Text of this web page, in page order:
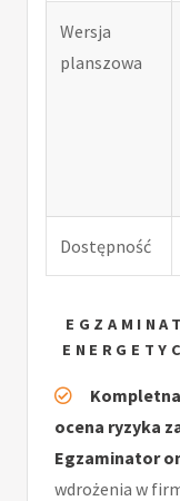
Wersja
planszowa
Dostępność
ocena ryzyka
Egzaminator
wdrożenia w